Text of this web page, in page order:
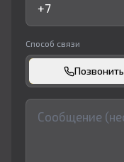
Способ связи
Позвонить